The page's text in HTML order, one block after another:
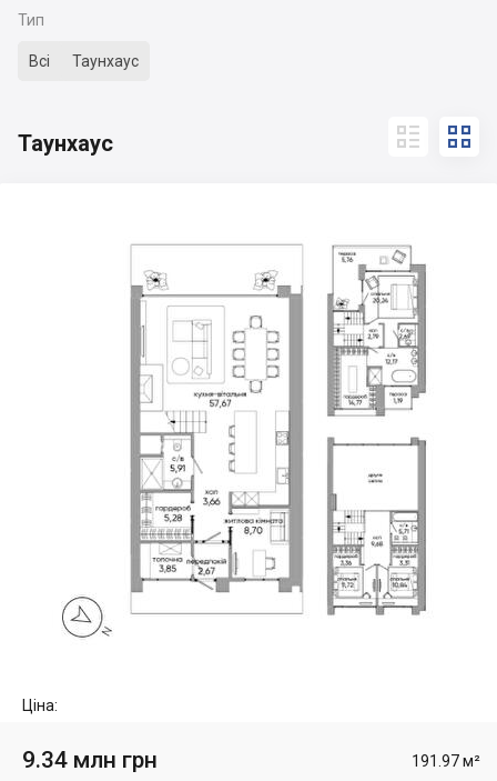
Тип
Всі Таунхаус
Таунхаус  
Ціна:
9.34 млн грн 191.97 м²